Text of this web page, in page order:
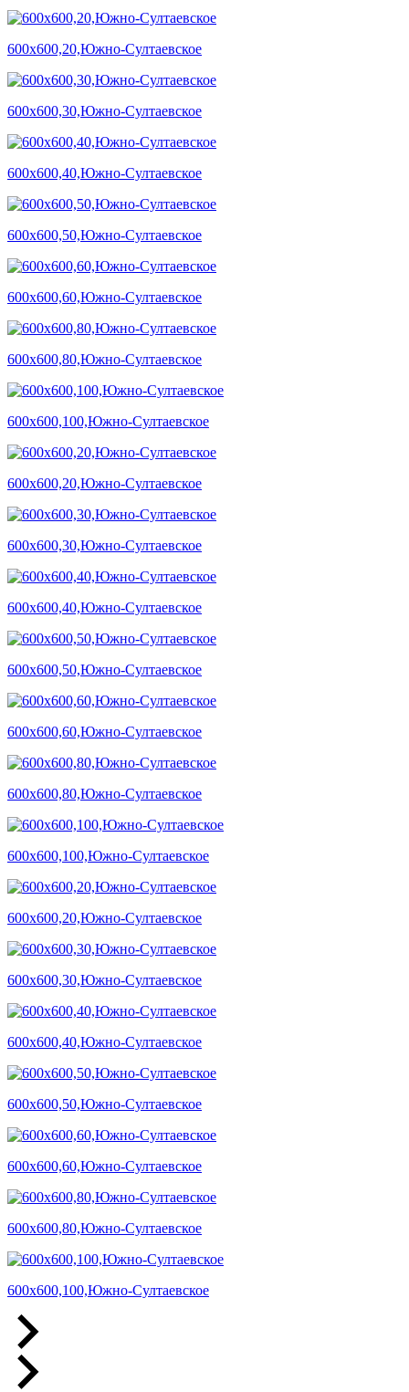
600х600,20,Южно-Султаевское
600х600,30,Южно-Султаевское
600х600,40,Южно-Султаевское
600х600,50,Южно-Султаевское
600х600,60,Южно-Султаевское
600х600,80,Южно-Султаевское
600х600,100,Южно-Султаевское
600х600,20,Южно-Султаевское
600х600,30,Южно-Султаевское
600х600,40,Южно-Султаевское
600х600,50,Южно-Султаевское
600х600,60,Южно-Султаевское
600х600,80,Южно-Султаевское
600х600,100,Южно-Султаевское
600х600,20,Южно-Султаевское
600х600,30,Южно-Султаевское
600х600,40,Южно-Султаевское
600х600,50,Южно-Султаевское
600х600,60,Южно-Султаевское
600х600,80,Южно-Султаевское
600х600,100,Южно-Султаевское